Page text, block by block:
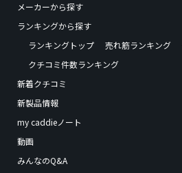
メーカーから探す
ランキングから探す
ランキングトップ
売れ筋ランキング
クチコミ件数ランキング
新着クチコミ
新製品情報
my caddieノート
動画
みんなのQ&A